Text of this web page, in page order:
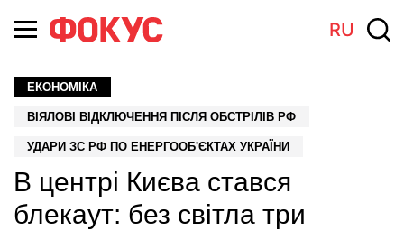
RU
ЕКОНОМІКА
ВІЯЛОВІ ВІДКЛЮЧЕННЯ ПІСЛЯ ОБСТРІЛІВ РФ
УДАРИ ЗС РФ ПО ЕНЕРГООБ'ЄКТАХ УКРАЇНИ
В центрі Києва стався
блекаут: без світла три